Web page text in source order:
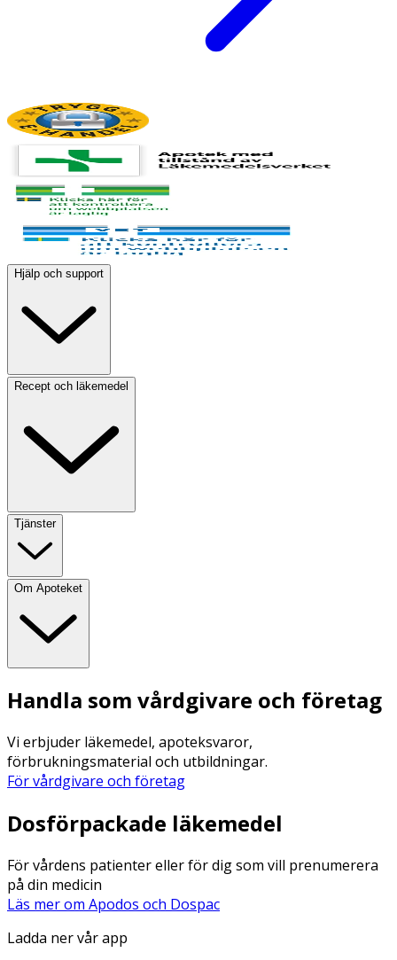
Hjälp och support
Recept och läkemedel
Tjänster
Om Apoteket
Handla som vårdgivare och företag
Vi erbjuder läkemedel, apoteksvaror,
förbrukningsmaterial och utbildningar.
För vårdgivare och företag
Dosförpackade läkemedel
För vårdens patienter eller för dig som vill prenumerera
på din medicin
Läs mer om Apodos och Dospac
Ladda ner vår app